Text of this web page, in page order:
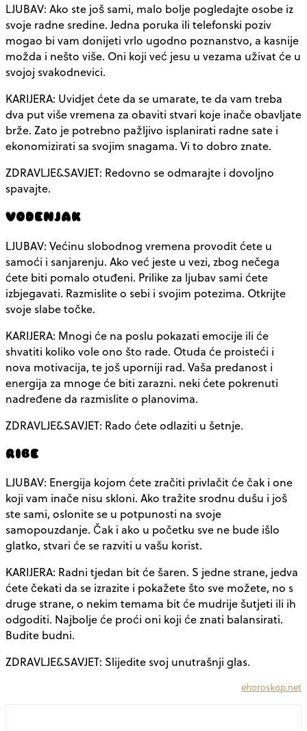
LJUBAV: Ako ste još sami, malo bolje pogledajte osobe iz
svoje radne sredine. Jedna poruka ili telefonski poziv
mogao bi vam donijeti vrlo ugodno poznanstvo, a kasnije
možda i nešto više. Oni koji već jesu u vezama uživat će u
svojoj svakodnevici.
KARIJERA: Uvidjet ćete da se umarate, te da vam treba
dva put više vremena za obaviti stvari koje inače obavljate
brže. Zato je potrebno pažljivo isplanirati radne sate i
ekonomizirati sa svojim snagama. Vi to dobro znate.
ZDRAVLJE&SAVJET: Redovno se odmarajte i dovoljno
spavajte.
VODENJAK
LJUBAV: Većinu slobodnog vremena provodit ćete u
samoći i sanjarenju. Ako već jeste u vezi, zbog nečega
ćete biti pomalo otuđeni. Prilike za ljubav sami ćete
izbjegavati. Razmislite o sebi i svojim potezima. Otkrijte
svoje slabe točke.
KARIJERA: Mnogi će na poslu pokazati emocije ili će
shvatiti koliko vole ono što rade. Otuda će proisteći i
nova motivacija, te još uporniji rad. Vaša predanost i
energija za mnoge će biti zarazni. neki ćete pokrenuti
nadređene da razmislite o planovima.
ZDRAVLJE&SAVJET: Rado ćete odlaziti u šetnje.
RIBE
LJUBAV: Energija kojom ćete zračiti privlačit će čak i one
koji vam inače nisu skloni. Ako tražite srodnu dušu i još
ste sami, oslonite se u potpunosti na svoje
samopouzdanje. Čak i ako u početku sve ne bude išlo
glatko, stvari će se razviti u vašu korist.
KARIJERA: Radni tjedan bit će šaren. S jedne strane, jedva
ćete čekati da se izrazite i pokažete što sve možete, no s
druge strane, o nekim temama bit će mudrije šutjeti ili ih
odgoditi. Najbolje će proći oni koji će znati balansirati.
Budite budni.
ZDRAVLJE&SAVJET: Slijedite svoj unutrašnji glas.
ehoroskop.net